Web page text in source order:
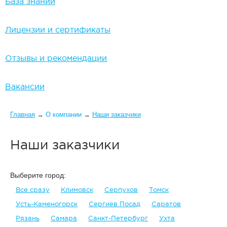
Лицензии и сертификаты
Отзывы и рекомендации
Вакансии
Вы здесь
Главная → О компании → Наши заказчики
Наши заказчики
Выберите город:
Все сразу Климовск Серпухов
Томск
Усть-Каменогорск
Сергиев Посад
Саратов
Рязань
Самара Санкт-Петербург
Ухта